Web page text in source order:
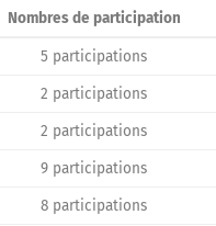
Nombres de participation
5 participations
2 participations
2 participations
9 participations
8 participations